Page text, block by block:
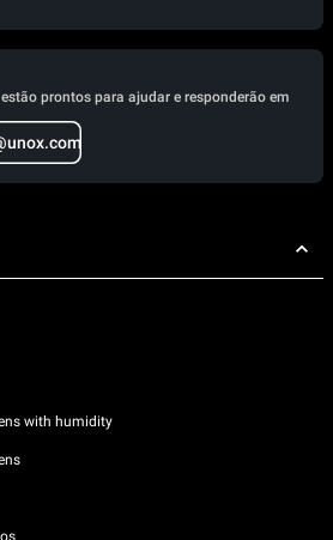
prontos para ajudar e responderão em
with humidity